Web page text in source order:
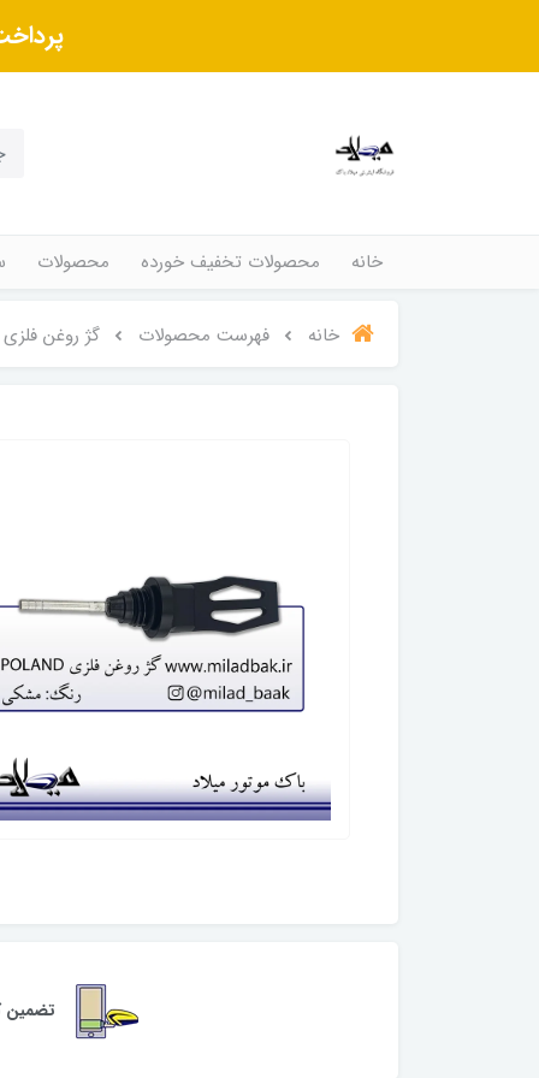
خانه محصولات تخفیف خورده محصولات
خانه فهرست محصولات گژ روغن فلزی POLAND رنگ مشکی
تضمین